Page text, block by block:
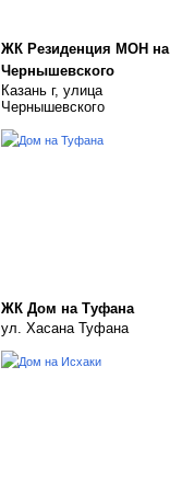
ЖК Резиденция МОН на
Чернышевского
Казань г, улица
Чернышевского
ЖК Дом на Туфана
ул. Хасана Туфана